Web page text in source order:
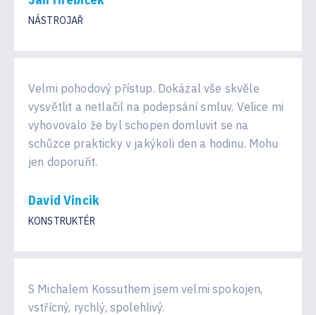
NÁSTROJAŘ
Velmi pohodový přístup. Dokázal vše skvěle
vysvětlit a netlačil na podepsání smluv. Velice mi
vyhovovalo že byl schopen domluvit se na
schůzce prakticky v jakýkoli den a hodinu. Mohu
jen doporuřit.
David Vincik
KONSTRUKTÉR
S Michalem Kossuthem jsem velmi spokojen,
vstřícný, rychlý, spolehlivý.